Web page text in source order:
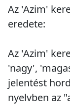
Az 'Azim'
eredete:
Az 'Azim'
'nagy',
jelentést
nyelvben az